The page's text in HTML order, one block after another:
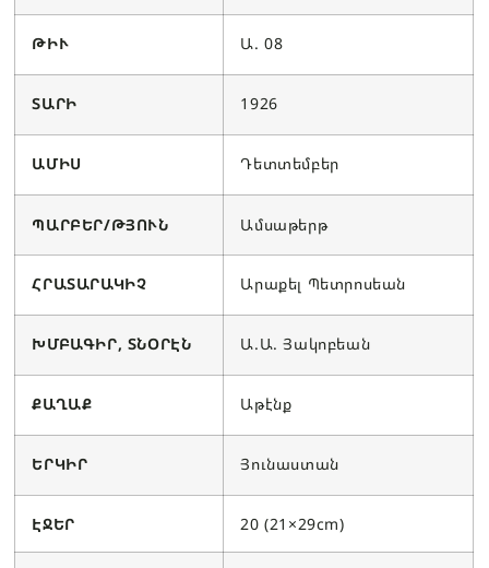
ԹԻՒ Ա. 08
ՏԱՐԻ 1926
ԱՄԻՍ Դետտեմբեր
ՊԱՐԲԵՐ/ԹՅՈՒՆ Ամսաթերթ
ՀՐԱՏԱՐԱԿԻՉ Արաքել Պետրոսեան
ԽՄԲԱԳԻՐ, ՏՆՕՐԷՆ Ա.Ա. Յակոբեան
ՔԱՂԱՔ Աթէնք
ԵՐԿԻՐ Յունաստան
ԷՋԵՐ 20 (21×29cm)